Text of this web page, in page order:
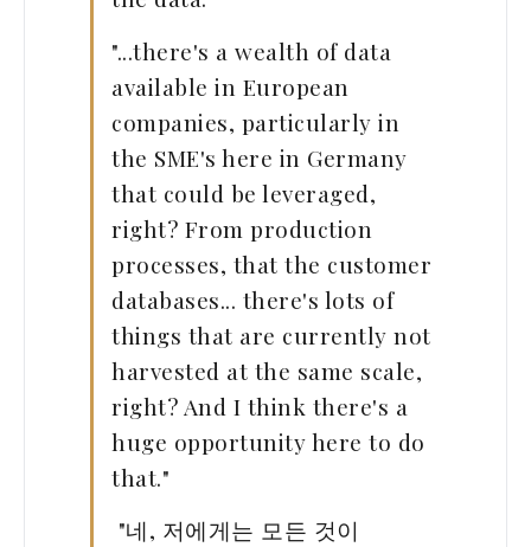
"...there's a wealth of data
available in European
companies, particularly in
the SME's here in Germany
that could be leveraged,
right? From production
processes, that the customer
databases... there's lots of
things that are currently not
harvested at the same scale,
right? And I think there's a
huge opportunity here to do
that."
"네, 저에게는 모든 것이